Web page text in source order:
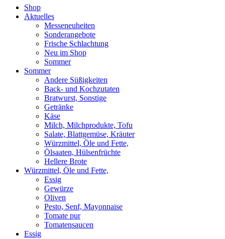
Shop
Aktuelles
Messeneuheiten
Sonderangebote
Frische Schlachtung
Neu im Shop
Sommer
Sommer
Andere Süßigkeiten
Back- und Kochzutaten
Bratwurst, Sonstige
Getränke
Käse
Milch, Milchprodukte, Tofu
Salate, Blattgemüse, Kräuter
Würzmittel, Öle und Fette,
Ölsaaten, Hülsenfrüchte
Hellere Brote
Würzmittel, Öle und Fette,
Essig
Gewürze
Oliven
Pesto, Senf, Mayonnaise
Tomate pur
Tomatensaucen
Essig